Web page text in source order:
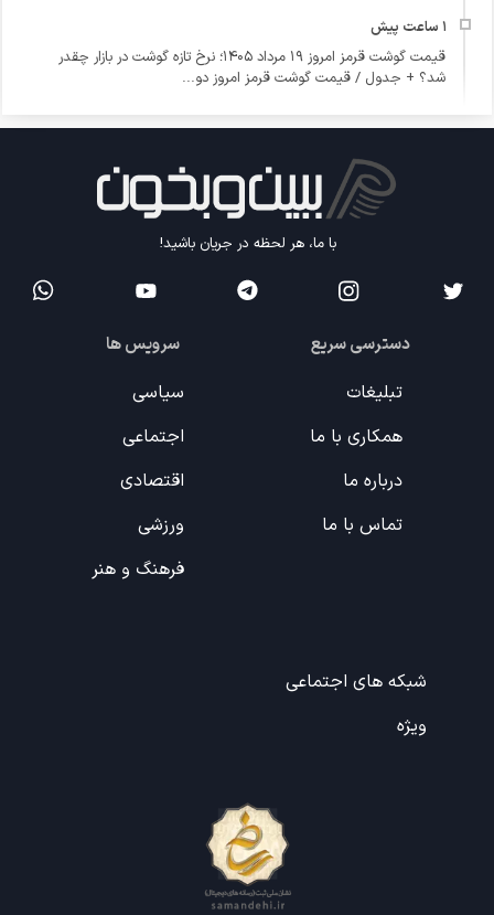
قیمت گوشت قرمز امروز ۱۹ مرداد ۱۴۰۵؛ نرخ تازه گوشت در بازار چقدر
شد؟ + جدول / قیمت گوشت قرمز امروز دو...
با ما، هر لحظه در جریان باشید!
دسترسی سریع
تبلیغات
همکاری با ما
درباره ما
تماس با ما
سرویس ها
سیاسی
اجتماعی
اقتصادی
ورزشی
فرهنگ و هنر
شبکه های اجتماعی
ویژه